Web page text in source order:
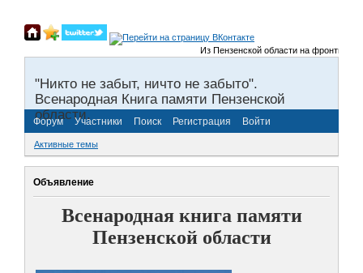
Из Пензенской области на фронты
"Никто не забыт, ничто не забыто".
Всенародная Книга памяти Пензенской
области.
Форум Участники Поиск Регистрация Войти
Активные темы
Объявление
Всенародная книга памяти
Пензенской области